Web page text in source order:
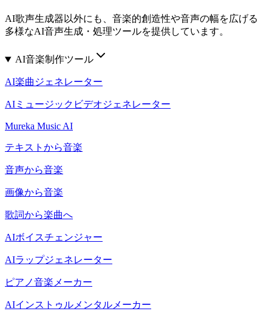
AI歌声生成器以外にも、音楽的創造性や音声の幅を広げる
多様なAI音声生成・処理ツールを提供しています。
AI音楽制作ツール
AI楽曲ジェネレーター
AIミュージックビデオジェネレーター
Mureka Music AI
テキストから音楽
音声から音楽
画像から音楽
歌詞から楽曲へ
AIボイスチェンジャー
AIラップジェネレーター
ピアノ音楽メーカー
AIインストゥルメンタルメーカー